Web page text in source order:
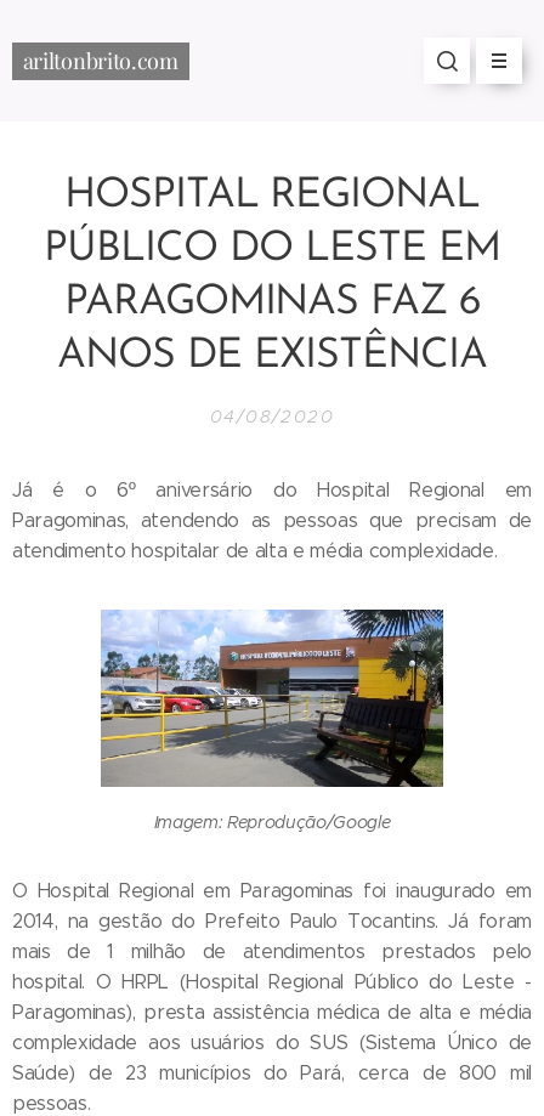
ariltonbrito.com
HOSPITAL REGIONAL
PÚBLICO DO LESTE EM
PARAGOMINAS FAZ 6
ANOS DE EXISTÊNCIA
04/08/2020
Já é o 6º aniversário do Hospital Regional em
Paragominas, atendendo as pessoas que precisam de
atendimento hospitalar de alta e média complexidade.
Imagem: Reprodução/Google
O Hospital Regional em Paragominas foi inaugurado em
2014, na gestão do Prefeito Paulo Tocantins. Já foram
mais de 1 milhão de atendimentos prestados pelo
hospital. O HRPL (Hospital Regional Público do Leste -
Paragominas), presta assistência médica de alta e média
complexidade aos usuários do SUS (Sistema Único de
Saúde) de 23 municípios do Pará, cerca de 800 mil
pessoas.